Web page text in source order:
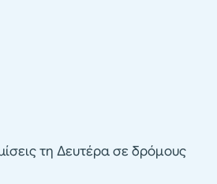
τη Δευτέρα σε δρόμους